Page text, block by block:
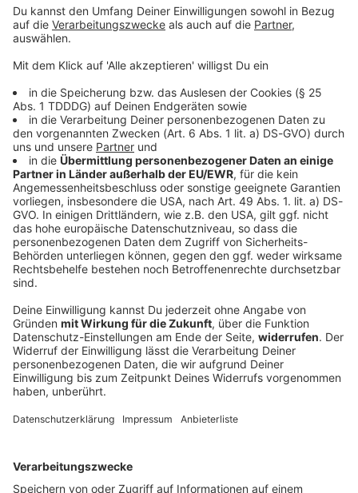
© dpa-infocom, dpa:260519-930-97780/2
Bayern
Senioren-Wohnanlage wegen Feuer evakuiert
In einer Wohnanlage für ältere Menschen brennt das
Dachgeschoss. Die Senioren müssen ihre Quartiere
verlassen.
DEINE GEMERKTEN ARTIKEL